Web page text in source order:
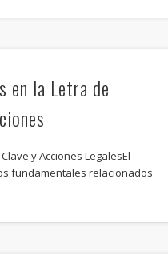
en la Letra de
y Acciones LegalesEl
fundamentales relacionados